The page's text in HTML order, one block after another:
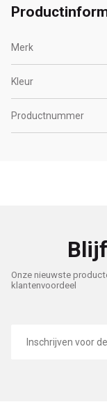
Merk
Kleur
Productnummer
Onze nieuwste
klantenvoordeel
mailadres